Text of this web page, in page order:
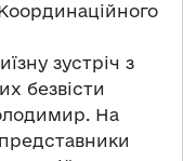
зустріч з
безвісти
На